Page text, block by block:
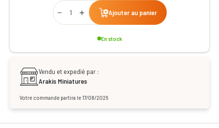
Qty
Ajouter au panier
En stock
Vendu et expedié par :
Arakis Miniatures
Votre commande partira le 17/08/2026